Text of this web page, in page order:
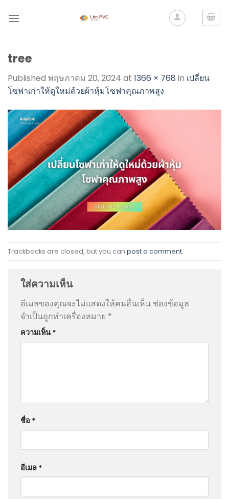
tree
Published พฤษภาคม 20, 2024 at 1366 × 768 in เปลี่ยน
โซฟาเก่าให้ดูใหม่ด้วยผ้าหุ้มโซฟาคุณภาพสูง
Trackbacks are closed, but you can post a comment.
ใส่ความเห็น
อีเมลของคุณจะไม่แสดงให้คนอื่นเห็น ช่องข้อมูล
จำเป็นถูกทำเครื่องหมาย *
ความเห็น *
ชื่อ *
อีเมล *